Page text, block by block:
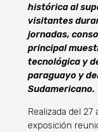
histórica al
visitantes
jornadas,
principal
tecnológica y
paraguayo y
Sudamericano.
Realizada del 27
exposición